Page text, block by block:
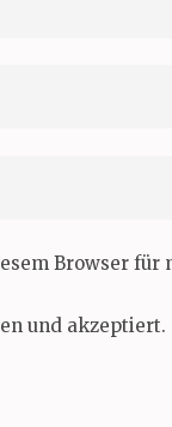
Browser
und akzeptiert.